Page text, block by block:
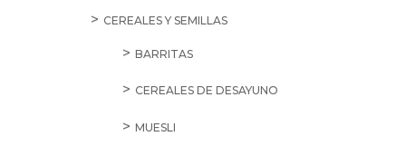
CEREALES Y SEMILLAS
BARRITAS
CEREALES DE DESAYUNO
MUESLI